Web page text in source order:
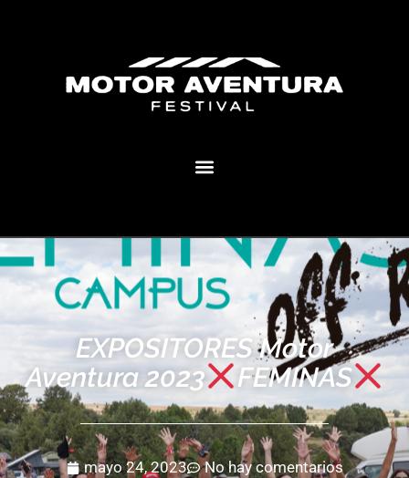
EXPOSITORES Motor
Aventura 2023
FEMINAS
mayo 24, 2023 No hay comentarios